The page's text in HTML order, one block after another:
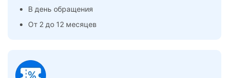
В день обращения
От 2 до 12 месяцев